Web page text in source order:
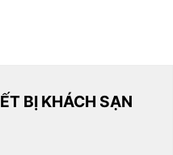
BỊ KHÁCH SẠN